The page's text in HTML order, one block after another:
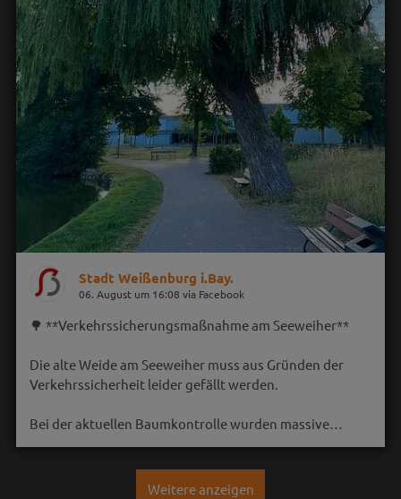
Stadt Weißenburg i.Bay.
06. August um 16:08 via Facebook
🌳 **Verkehrssicherungsmaßnahme am Seeweiher**
Die alte Weide am Seeweiher muss aus Gründen der
Verkehrssicherheit leider gefällt werden.
Bei der aktuellen Baumkontrolle wurden massive…
Weitere anzeigen